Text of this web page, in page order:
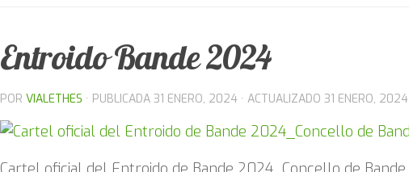
Entroido Bande 2024
POR VIALETHES · PUBLICADA 31 ENERO, 2024 · ACTUALIZADO 31 ENERO, 2024